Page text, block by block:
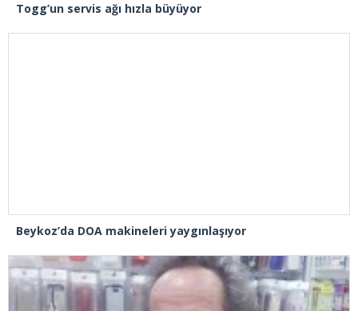
Togg’un servis ağı hızla büyüyor
Beykoz’da DOA makineleri yaygınlaşıyor